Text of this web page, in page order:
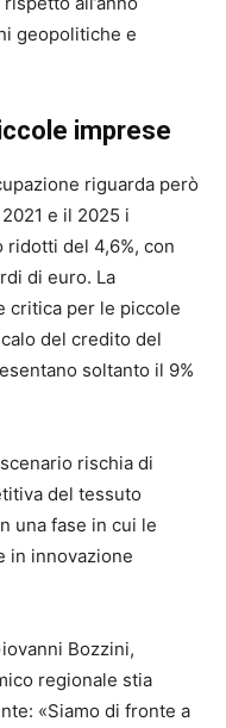
geopolitiche e
imprese
riguarda però
e il 2025 i
del 4,6%, con
di euro. La
critica per le piccole
del credito del
soltanto il 9%
rischia di
del tessuto
una fase in cui le
in innovazione
Bozzini,
regionale stia
«Siamo di fronte a